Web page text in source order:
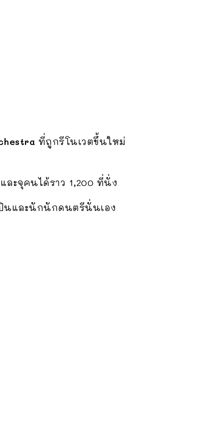
ที่ถูกรีโนเวตขึ้นใหม่
ะจุคนได้ราว 1,200 ที่นั่ง
นและนักนักดนตรีนั่นเอง